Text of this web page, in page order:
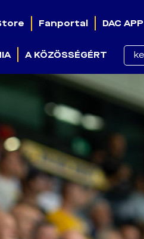
Fanportal DAC APP
A KÖZÖSSÉGÉRT